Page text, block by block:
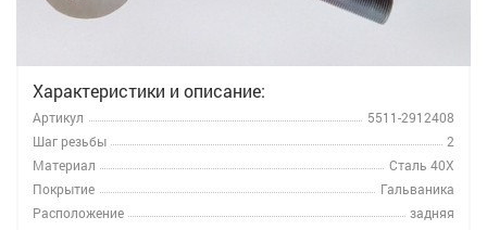
Характеристики и описание:
Артикул
5511-2912408
Шаг резьбы
2
Материал
Сталь 40Х
Покрытие
Гальваника
Расположение
задняя